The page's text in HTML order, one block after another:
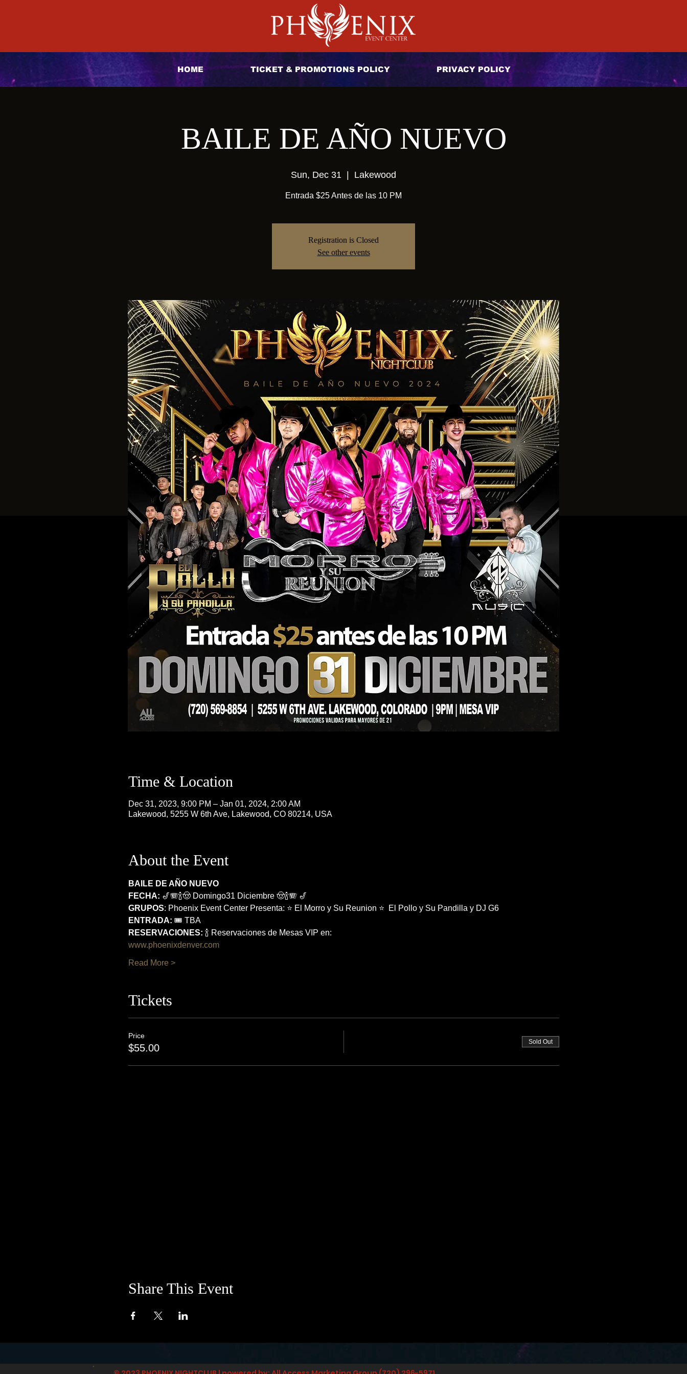
HOME TICKET & PROMOTIONS POLICY PRIVACY POLICY
BAILE DE AÑO NUEVO
Sun, Dec 31 Lakewood
Entrada $25 Antes de las 10 PM
Registration is Closed
See other events
Time & Location
Dec 31, 2023, 9:00 PM – Jan 01, 2024, 2:00 AM
Lakewood, 5255 W 6th Ave, Lakewood, CO 80214, USA
About the Event
BAILE DE AÑO NUEVO
FECHA: 🎷🪗🍾🤠 Domingo31 Diciembre 🤠🍾🪗 🎷
GRUPOS: Phoenix Event Center Presenta: ⭐️ El Morro y Su Reunion ⭐️  El Pollo y Su Pandilla y DJ G6
ENTRADA: 🎟 TBA
RESERVACIONES: 🍾 Reservaciones de Mesas VIP en:
www.phoenixdenver.com
Read More >
Tickets
Price
$55.00
Sold Out
Share This Event